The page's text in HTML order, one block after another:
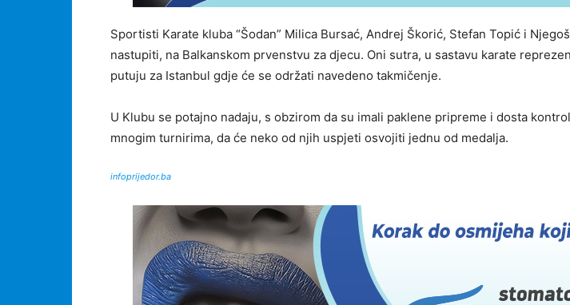
Sportisti Karate kluba “Šodan” Milica Bursać, Andrej Škorić, Stefan Topić i
nastupiti, na Balkanskom prvenstvu za djecu. Oni sutra, u sastavu karate
putuju za Istanbul gdje će se održati navedeno takmičenje.
U Klubu se potajno nadaju, s obzirom da su imali paklene pripreme i dosta
mnogim turnirima, da će neko od njih uspjeti osvojiti jednu od medalja.
infoprijedor.ba